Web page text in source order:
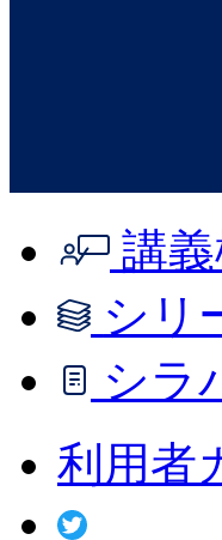
講
シリ
シラ
利用者